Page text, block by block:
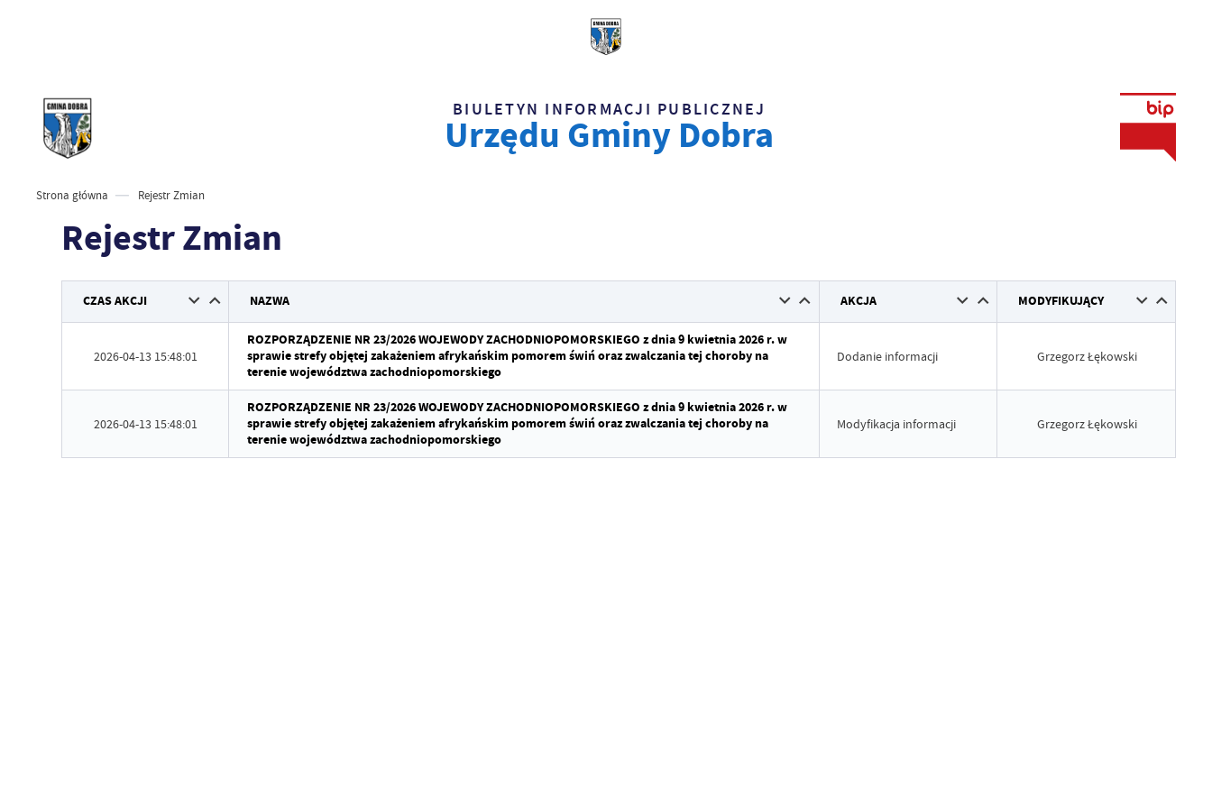
BIULETYN INFORMACJI PUBLICZNEJ
Urzędu Gminy Dobra
Strona główna Rejestr Zmian
Rejestr Zmian
CZAS AKCJI NAZWA AKCJA MODYFIKUJĄCY
2026-04-13 15:48:01
ROZPORZĄDZENIE NR 23/2026 WOJEWODY ZACHODNIOPOMORSKIEGO z dnia 9 kwietnia 2026 r. w
sprawie strefy objętej zakażeniem afrykańskim pomorem świń oraz zwalczania tej choroby na
terenie województwa zachodniopomorskiego
Dodanie informacji Grzegorz Łękowski
2026-04-13 15:48:01
ROZPORZĄDZENIE NR 23/2026 WOJEWODY ZACHODNIOPOMORSKIEGO z dnia 9 kwietnia 2026 r. w
sprawie strefy objętej zakażeniem afrykańskim pomorem świń oraz zwalczania tej choroby na
terenie województwa zachodniopomorskiego
Modyfikacja informacji Grzegorz Łękowski